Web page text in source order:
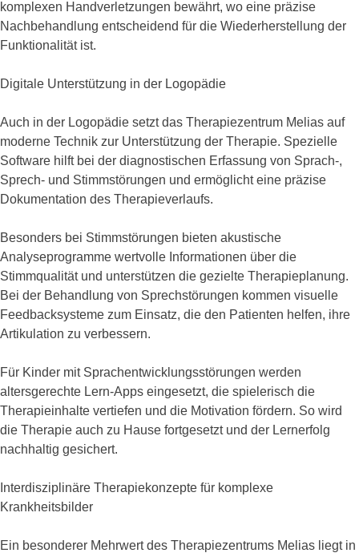
komplexen Handverletzungen bewährt, wo eine präzise
Nachbehandlung entscheidend für die Wiederherstellung der
Funktionalität ist.
Digitale Unterstützung in der Logopädie
Auch in der Logopädie setzt das Therapiezentrum Melias auf
moderne Technik zur Unterstützung der Therapie. Spezielle
Software hilft bei der diagnostischen Erfassung von Sprach-,
Sprech- und Stimmstörungen und ermöglicht eine präzise
Dokumentation des Therapieverlaufs.
Besonders bei Stimmstörungen bieten akustische
Analyseprogramme wertvolle Informationen über die
Stimmqualität und unterstützen die gezielte Therapieplanung.
Bei der Behandlung von Sprechstörungen kommen visuelle
Feedbacksysteme zum Einsatz, die den Patienten helfen, ihre
Artikulation zu verbessern.
Für Kinder mit Sprachentwicklungsstörungen werden
altersgerechte Lern-Apps eingesetzt, die spielerisch die
Therapieinhalte vertiefen und die Motivation fördern. So wird
die Therapie auch zu Hause fortgesetzt und der Lernerfolg
nachhaltig gesichert.
Interdisziplinäre Therapiekonzepte für komplexe
Krankheitsbilder
Ein besonderer Mehrwert des Therapiezentrums Melias liegt in